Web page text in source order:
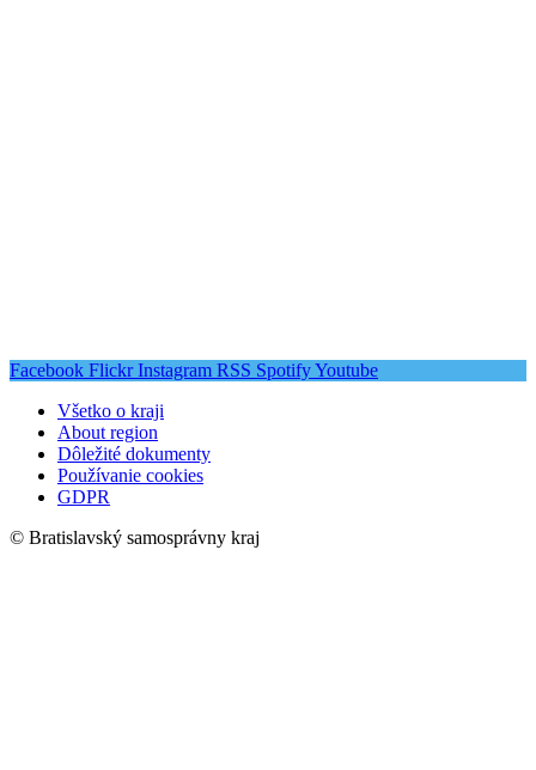
Facebook Flickr Instagram RSS SpotifyYoutube
Všetko o kraji
About region
Dôležité dokumenty
Používanie cookies
GDPR
© Bratislavský samosprávny kraj